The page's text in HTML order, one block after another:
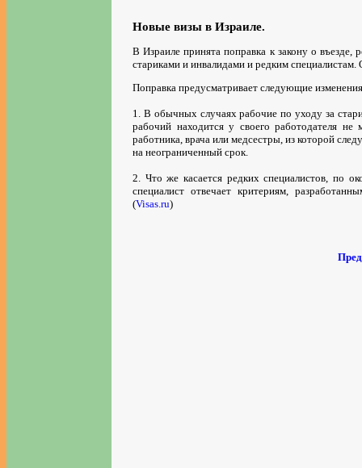
Новые визы в Израиле.
В Израиле принята поправка к закону о
стариками и инвалидами и редким
Поправка предусматривает следующие
1. В обычных случаях рабочие по уходу за
рабочий находится у своего работодателя
работника, врача или медсестры, из которой
на неограниченный срок.
2. Что же касается редких специалистов, по
специалист отвечает критериям,
(Visas.ru)